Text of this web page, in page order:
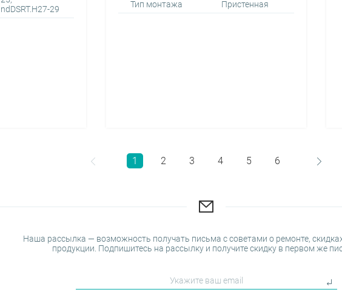
ndDSRT.H27-29
Тип монтажа
Пристенная
1 2 3 4 5 6
Наша рассылка — возможность получать письма с советами о ремонте,
продукции. Подпишитесь на рассылку и получите скидку в первом же